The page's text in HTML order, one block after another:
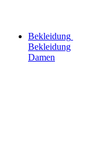
Bekleidung
Bekleidung
Damen